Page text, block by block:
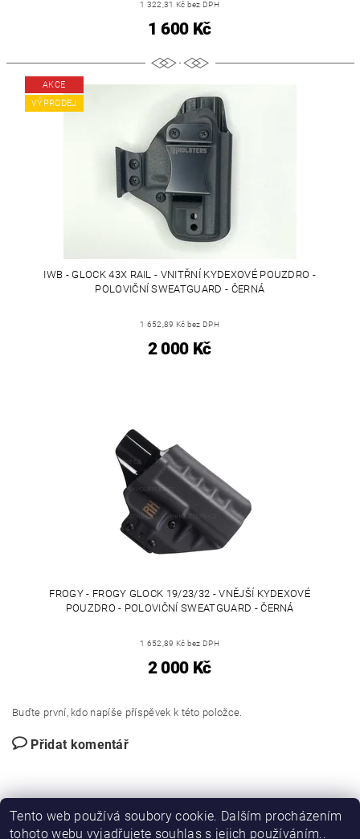
1 322,31 Kč bez DPH
1 600 Kč
AKCE
VÝPRODEJ
IWB - GLOCK 43X RAIL - VNITŘNÍ KYDEXOVÉ POUZDRO -
POLOVIČNÍ SWEATGUARD - ČERNÁ
1 652,89 Kč bez DPH
2 000 Kč
FROGY - FROGY GLOCK 19/23/32 - VNĚJŠÍ KYDEXOVÉ
POUZDRO - POLOVIČNÍ SWEATGUARD - ČERNÁ
1 652,89 Kč bez DPH
2 000 Kč
Buďte první, kdo napíše příspěvek k této položce.
Přidat komentář
Tento web používá soubory cookie. Dalším procházením
tohoto webu vyjadřujete souhlas s jejich používáním..